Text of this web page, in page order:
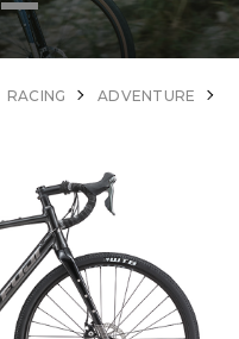
RACING
ADVENTURE